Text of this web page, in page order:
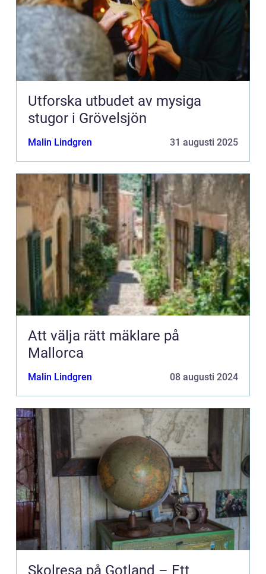
Utforska utbudet av mysiga
stugor i Grövelsjön
Malin Lindgren 31 augusti 2025
Att välja rätt mäklare på
Mallorca
Malin Lindgren 08 augusti 2024
Skolresa på Gotland – Ett